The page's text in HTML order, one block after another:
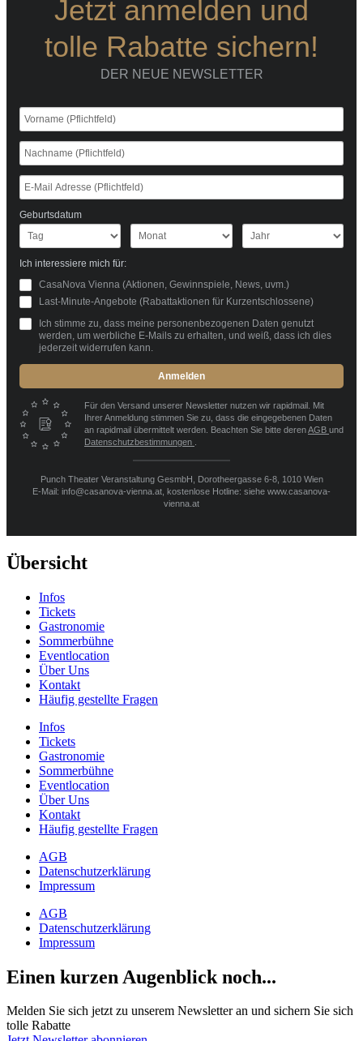
Jetzt anmelden und
tolle Rabatte sichern!
DER NEUE NEWSLETTER
Geburtsdatum
Ich interessiere mich für:
CasaNova Vienna (Aktionen, Gewinnspiele, News, uvm.)
Last-Minute-Angebote (Rabattaktionen für Kurzentschlossene)
Ich stimme zu, dass meine personenbezogenen Daten genutzt
werden, um werbliche E-Mails zu erhalten, und weiß, dass ich dies
jederzeit widerrufen kann.
Anmelden
Für den Versand unserer Newsletter nutzen wir rapidmail. Mit
Ihrer Anmeldung stimmen Sie zu, dass die eingegebenen Daten
an rapidmail übermittelt werden. Beachten Sie bitte derenAGB und
Datenschutzbestimmungen
Punch Theater Veranstaltung GesmbH, Dorotheergasse 6-8, 1010 Wien
E-Mail: info@casanova-vienna.at, kostenlose Hotline: siehe www.casanova-
vienna.at
Übersicht
Infos
Tickets
Gastronomie
Sommerbühne
Eventlocation
Über Uns
Kontakt
Häufig gestellte Fragen
Infos
Tickets
Gastronomie
Sommerbühne
Eventlocation
Über Uns
Kontakt
Häufig gestellte Fragen
AGB
Datenschutzerklärung
Impressum
AGB
Datenschutzerklärung
Impressum
Einen kurzen Augenblick noch...
Melden Sie sich jetzt zu unserem Newsletter an und sichern Sie sich
tolle Rabatte